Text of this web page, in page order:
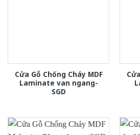
Cửa Gỗ Chống Cháy MDF
Laminate van ngang-
SGD